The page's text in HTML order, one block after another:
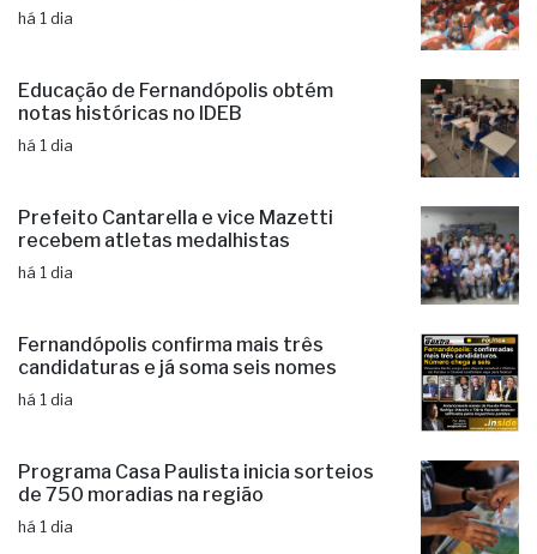
há 1 dia
Educação de Fernandópolis obtém
notas históricas no IDEB
há 1 dia
Prefeito Cantarella e vice Mazetti
recebem atletas medalhistas
há 1 dia
Fernandópolis confirma mais três
candidaturas e já soma seis nomes
há 1 dia
Programa Casa Paulista inicia sorteios
de 750 moradias na região
há 1 dia